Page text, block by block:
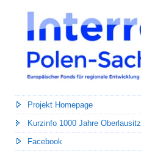
Projekt Homepage
Kurzinfo 1000 Jahre Oberlausitz
Facebook